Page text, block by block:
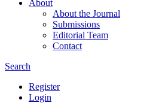
About
About the Journal
Submissions
Editorial Team
Contact
Search
Register
Login